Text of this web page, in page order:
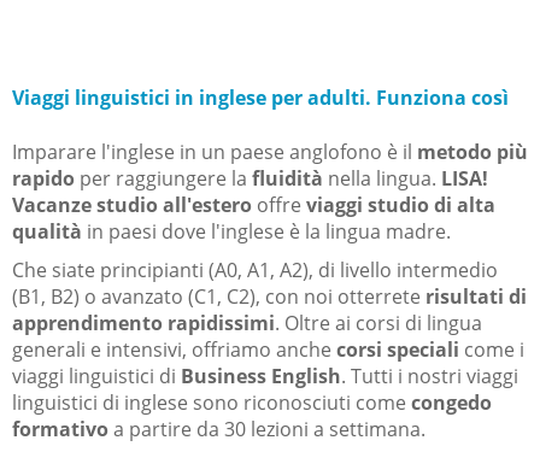
Viaggi linguistici in inglese per adulti. Funziona così
Imparare l'inglese in un paese anglofono è il metodo più
rapido per raggiungere la fluidità nella lingua. LISA!
Vacanze studio all'estero offre viaggi studio di alta
qualità in paesi dove l'inglese è la lingua madre.
Che siate principianti (A0, A1, A2), di livello intermedio
(B1, B2) o avanzato (C1, C2), con noi otterrete risultati di
apprendimento rapidissimi. Oltre ai corsi di lingua
generali e intensivi, offriamo anche corsi speciali come i
viaggi linguistici di Business English. Tutti i nostri viaggi
linguistici di inglese sono riconosciuti come congedo
formativoa partire da 30 lezioni a settimana.